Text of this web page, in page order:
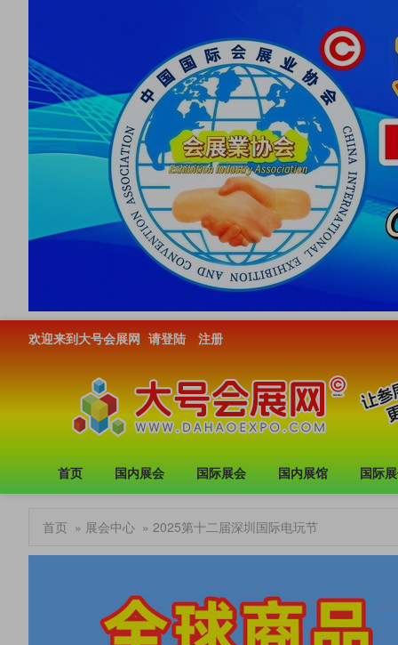
欢迎来到大号会展网 请登陆 注册
首页 国内展会 国际展会 国内展馆 国际
首页 » 展会中心 » 2025第十二届深圳国际电玩节